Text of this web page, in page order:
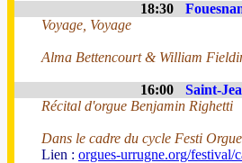
18:30
Voyage, Voyage
Alma Bettencourt & William
16:00
Saint-
Récital d'orgue Benjamin Righetti
Dans le cadre du cycle Festi
Lien : orgues-urrugne.org/festival/